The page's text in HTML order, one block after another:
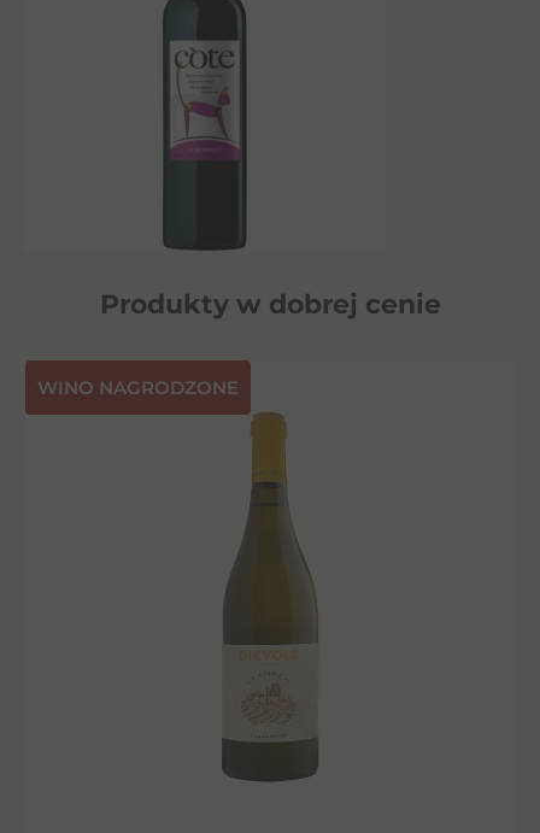
Produkty w dobrej cenie
⁠WINO NAGRODZONE